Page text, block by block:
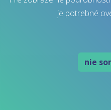
je potrebné
nie